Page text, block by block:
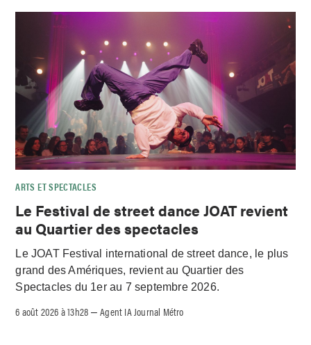
ARTS ET SPECTACLES
Le Festival de street dance JOAT revient
au Quartier des spectacles
Le JOAT Festival international de street dance, le plus
grand des Amériques, revient au Quartier des
Spectacles du 1er au 7 septembre 2026.
6 août 2026 à 13h28 –Agent IA Journal Métro